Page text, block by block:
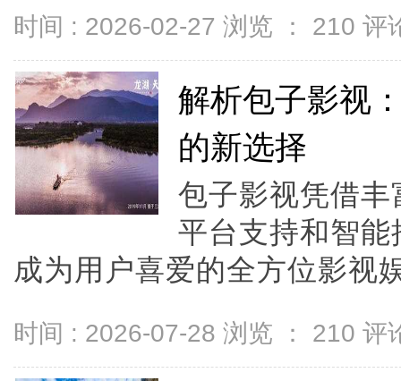
时间 : 2026-02-27 浏览 ： 210 评
解析包子影视
的新选择
包子影视凭借
平台支持和智
成为用户喜爱的全方位影视
时间 : 2026-07-28 浏览 ： 210 评